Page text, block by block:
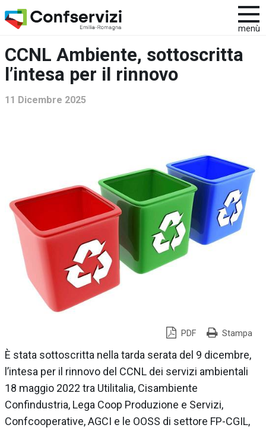
menù
CCNL Ambiente, sottoscritta
l’intesa per il rinnovo
11 Dicembre 2025
PDF Stampa
È stata sottoscritta nella tarda serata del 9 dicembre,
l’intesa per il rinnovo del CCNL dei servizi ambientali
18 maggio 2022 tra Utilitalia, Cisambiente
Confindustria, Lega Coop Produzione e Servizi,
Confcooperative, AGCI e le OOSS di settore FP-CGIL,